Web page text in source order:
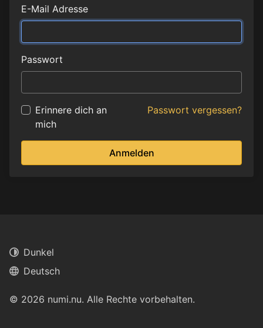
E-Mail Adresse
Passwort
Erinnere dich an
mich
Passwort vergessen?
Anmelden
© 2026 numi.nu. Alle Rechte vorbehalten.
Dunkel
Deutsch